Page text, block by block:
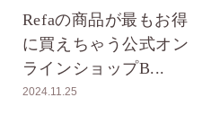
Refaの商品が最もお得
に買えちゃう公式オン
ラインショップB...
2024.11.25